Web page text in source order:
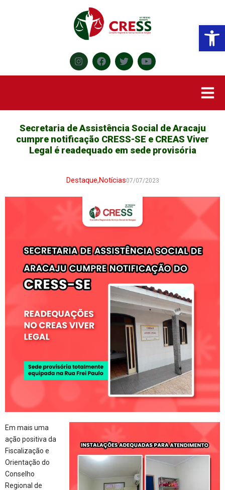
Secretaria de Assistência Social de Aracaju
cumpre notificação CRESS-SE e CREAS Viver
Legal é readequado em sede provisória
Destaque,Notícias07/07/2023
Em mais uma
ação positiva da
Fiscalização e
Orientação do
Conselho
Regional de